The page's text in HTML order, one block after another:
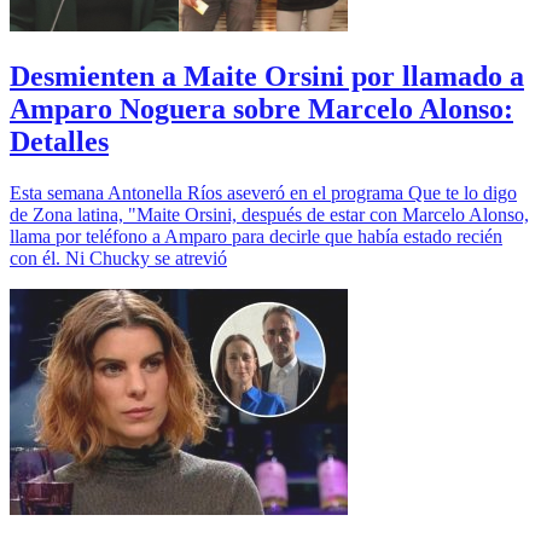
Desmienten a Maite Orsini por llamado a
Amparo Noguera sobre Marcelo Alonso:
Detalles
Esta semana Antonella Ríos aseveró en el programa Que te lo digo
de Zona latina, "Maite Orsini, después de estar con Marcelo Alonso,
llama por teléfono a Amparo para decirle que había estado recién
con él. Ni Chucky se atrevió